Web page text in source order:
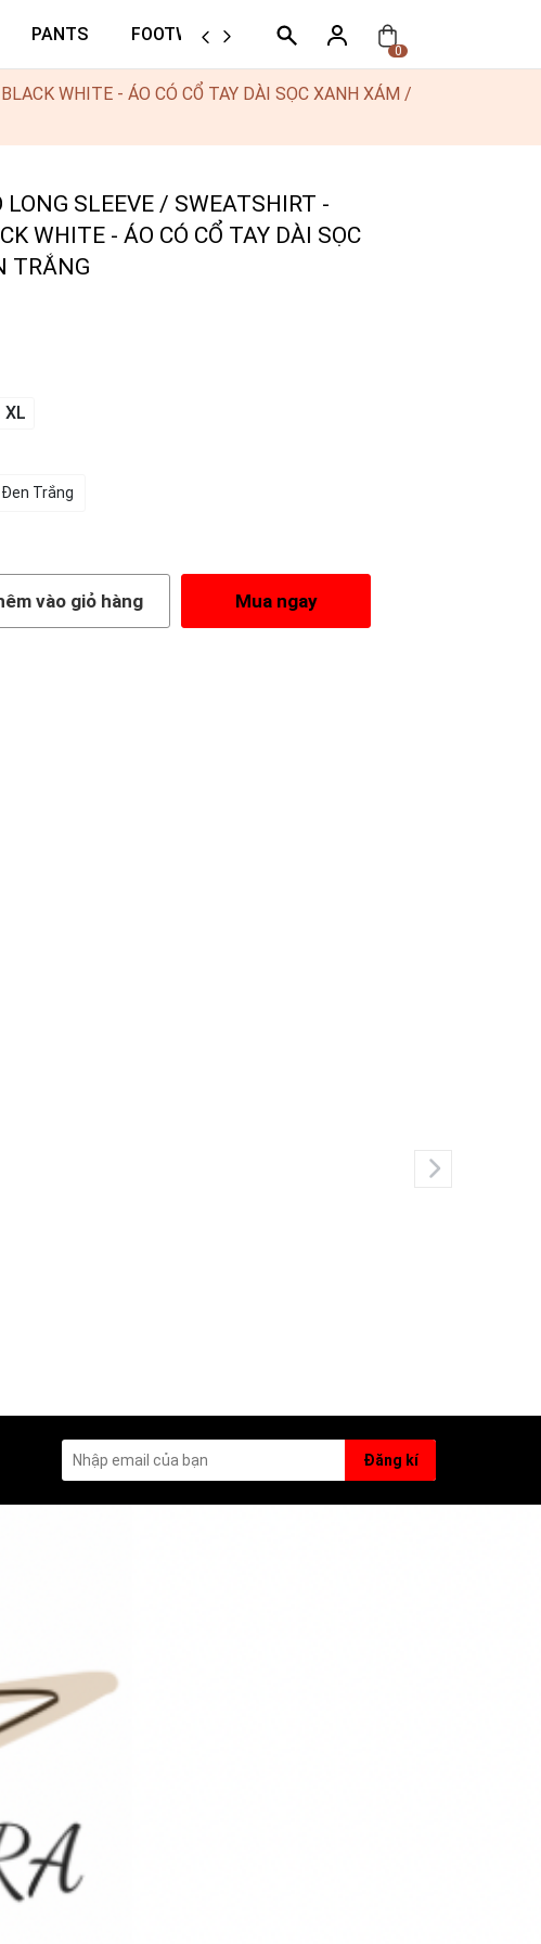
PANTS FOOTWEAR ORTHER
0
WHITE - ÁO CÓ CỔ TAY DÀI SỌC XANH XÁM /
LONG SLEEVE / SWEATSHIRT -
WHITE - ÁO CÓ CỔ TAY DÀI SỌC
TRẮNG
XL
Đen Trắng
vào giỏ hàng Mua ngay
Đăng kí